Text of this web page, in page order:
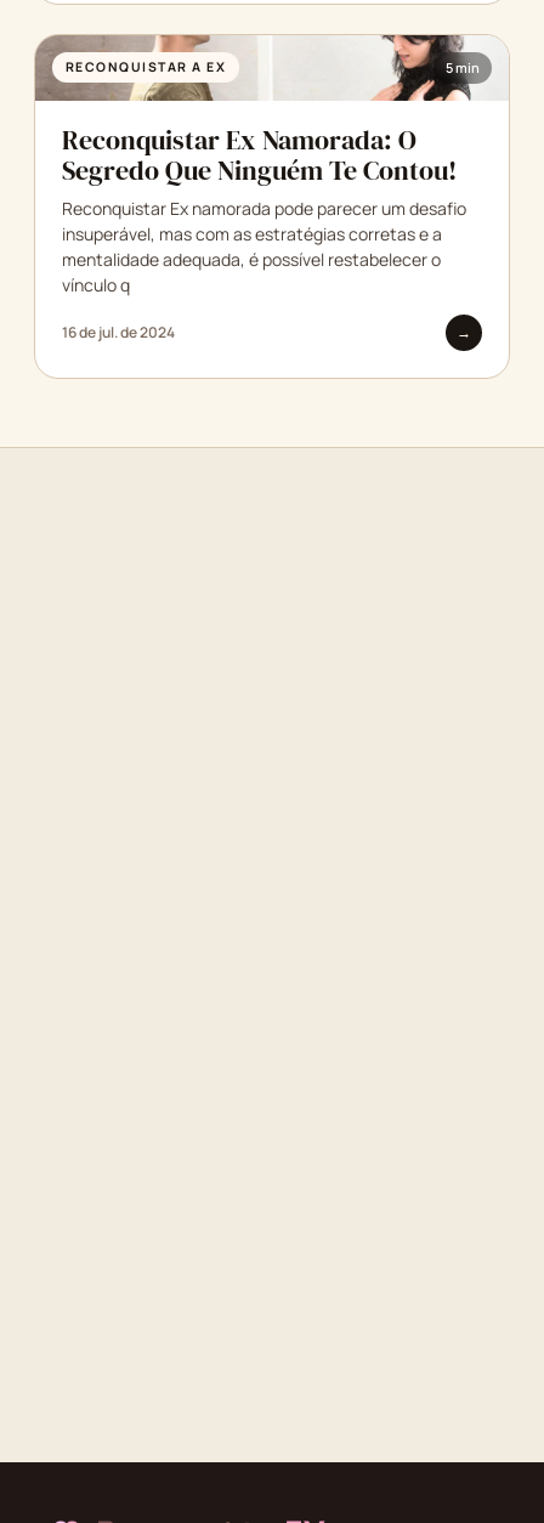
RECONQUISTAR A EX 5 min
Reconquistar Ex Namorada: O
Segredo Que Ninguém Te Contou!
Reconquistar Ex namorada pode parecer um desafio
insuperável, mas com as estratégias corretas e a
mentalidade adequada, é possível restabelecer o
vínculo q
16 de jul. de 2024 →